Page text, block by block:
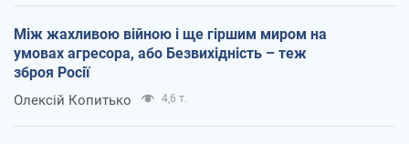
Між жахливою війною і ще гіршим миром на
умовах агресора, або Безвихідність – теж
зброя Росії
Олексій Копитько 4,6 т.